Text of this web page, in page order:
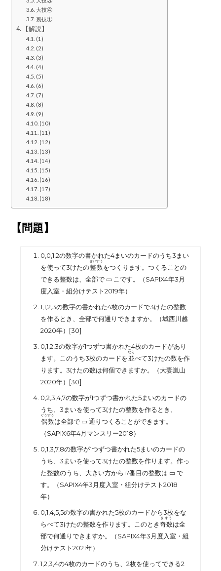
大技④
裏技①
【解説】
(1)
(2)
(3)
(4)
(5)
(6)
(7)
(8)
(9)
(10)
(11)
(12)
(13)
(14)
(15)
(16)
(17)
(18)
【問題】
0,0,1,2の数字の書かれた4まいのカードのうち3まい
を使って3けたの整数
せいすう
をつくります。つくることの
できる整数は、全部で ▭ こです。（SAPIX4年3月
度入室・組分けテスト2019年）
1,1,2,3の数字の書かれた4枚のカードで3けたの整数
を作るとき、全部で何通りできますか。（城西川越
2020年）[30]
0,1,2,3の数字が1つずつ書かれた4枚のカードがあり
ます。このうち3枚のカードを並
なら
べて3けたの数を作
ります。3けたの数は何個できますか。（大妻嵐山
2020年）[30]
0,2,3,4,7の数字が1つずつ書かれた5まいのカードの
うち、3まいを使って3けたの整数を作るとき、
偶数
ぐうすう
は全部で ▭ 通りつくることができます。
（SAPIX6年4月マンスリー2018）
0,1,3,7,8の数字が1つずつ書かれた5まいのカードの
うち、3まいを使って3けたの整数を作ります。作っ
た整数のうち、大きい方から17番目の整数は ▭ で
す。（SAPIX4年3月度入室・組分けテスト2018
年）
0,1,4,5,5の数字の書かれた5枚のカードから3枚をな
らべて3けたの整数を作ります。このとき奇数
きすう
は全
部で何通りできますか。（SAPIX4年3月度入室・組
分けテスト2021年）
1,2,3,4の4枚のカードのうち、2枚を使ってできる2